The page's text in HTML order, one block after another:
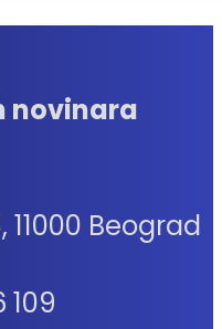
novinara
11000 Beograd
109